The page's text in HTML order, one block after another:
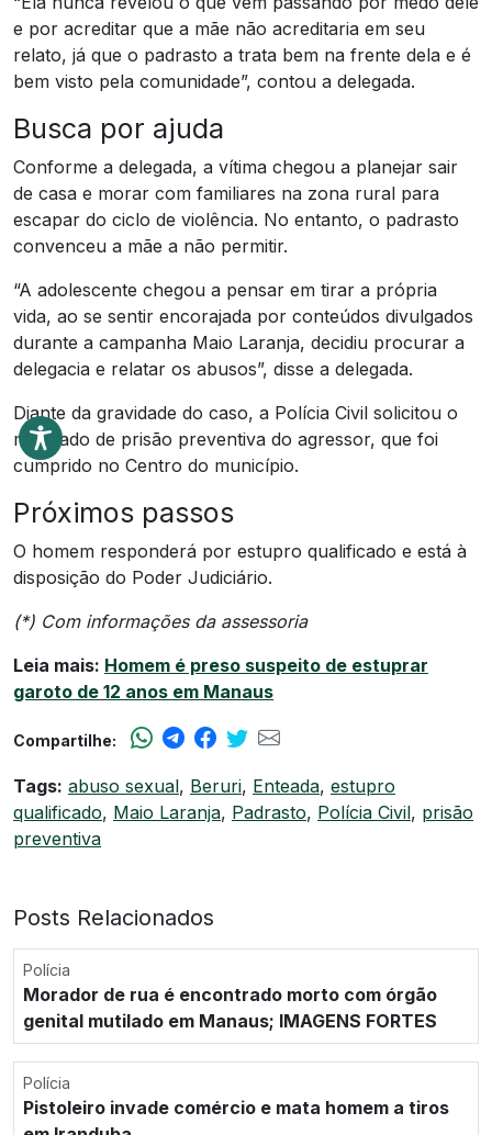
e por acreditar que a mãe não acreditaria em seu
relato, já que o padrasto a trata bem na frente dela e é
bem visto pela comunidade”, contou a delegada.
Busca por ajuda
Conforme a delegada, a vítima chegou a planejar sair
de casa e morar com familiares na zona rural para
escapar do ciclo de violência. No entanto, o padrasto
convenceu a mãe a não permitir.
“A adolescente chegou a pensar em tirar a própria
vida, ao se sentir encorajada por conteúdos divulgados
durante a campanha Maio Laranja, decidiu procurar a
delegacia e relatar os abusos”, disse a delegada.
Diante da gravidade do caso, a Polícia Civil solicitou o
mandado de prisão preventiva do agressor, que foi
cumprido no Centro do município.
Próximos passos
O homem responderá por estupro qualificado e está à
disposição do Poder Judiciário.
(*) Com informações da assessoria
Leia mais: Homem é preso suspeito de estuprar
garoto de 12 anos em Manaus
Compartilhe:
Tags: abuso sexual, Beruri, Enteada, estupro
qualificado, Maio Laranja, Padrasto, Polícia Civil, prisão
preventiva
Posts Relacionados
Polícia
Morador de rua é encontrado morto com órgão
genital mutilado em Manaus; IMAGENS FORTES
Polícia
Pistoleiro invade comércio e mata homem a tiros